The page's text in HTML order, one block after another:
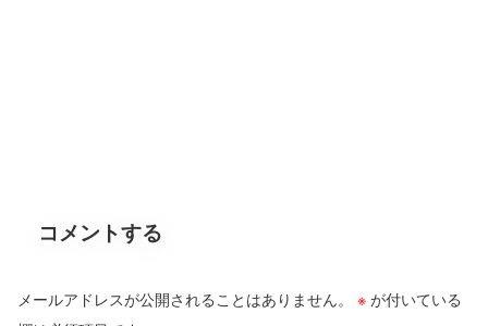
コメントする
メールアドレスが公開されることはありません。 ※が付いている